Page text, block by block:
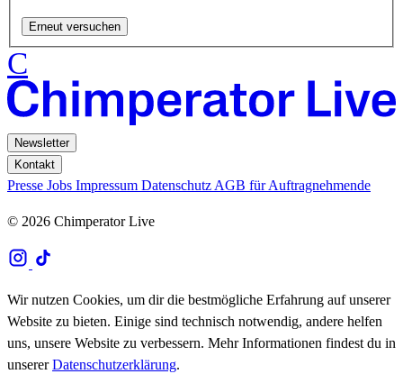
Erneut versuchen
C
Newsletter
Kontakt
Presse Jobs Impressum Datenschutz AGB für Auftragnehmende
© 2026 Chimperator Live
Wir nutzen Cookies, um dir die bestmögliche Erfahrung auf unserer
Website zu bieten. Einige sind technisch notwendig, andere helfen
uns, unsere Website zu verbessern. Mehr Informationen findest du in
unsererDatenschutzerklärung.